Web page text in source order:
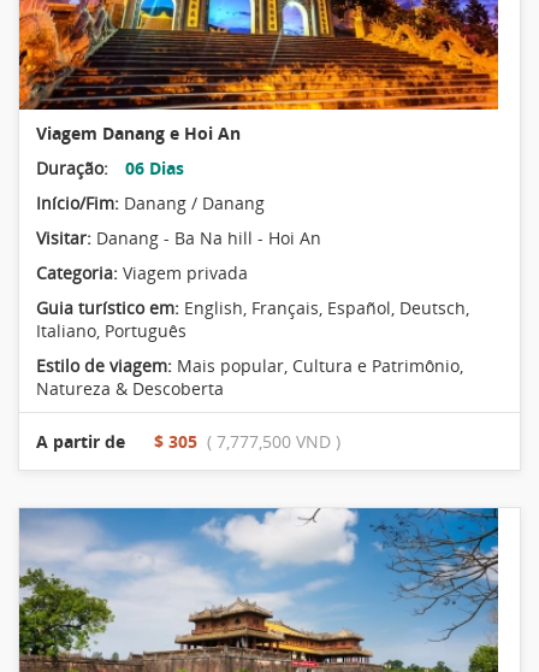
Viagem Danang e Hoi An
Duração:
06 Dias
Início/Fim: Danang / Danang
Visitar: Danang - Ba Na hill - Hoi An
Categoria: Viagem privada
Guia turístico em: English, Français, Español, Deutsch,
Italiano, Português
Estilo de viagem: Mais popular, Cultura e Patrimônio,
Natureza & Descoberta
A partir de $ 305 ( 7,777,500 VND )